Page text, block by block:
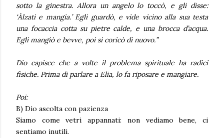
sotto la ginestra. Allora un angelo lo toccò, e gli disse:
‘Àlzati e mangia.’ Egli guardò, e vide vicino alla sua testa
una focaccia cotta su pietre calde, e una brocca d’acqua.
Egli mangiò e bevve, poi si coricò di nuovo.”
Dio capisce che a volte il problema spirituale ha radici
fisiche. Prima di parlare a Elia, lo fa riposare e mangiare.
Poi:
B) Dio ascolta con pazienza
Siamo come vetri appannati: non vediamo bene, ci
sentiamo inutili.